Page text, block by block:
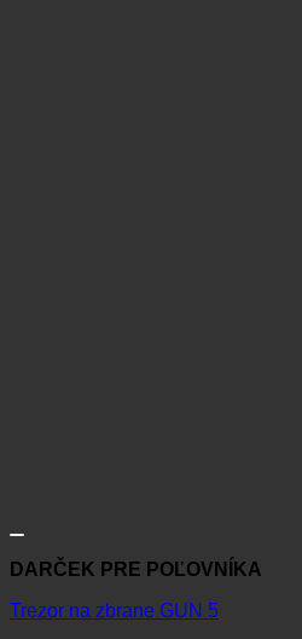
DARČEK PRE POĽOVNÍKA
Trezor na zbrane GUN 5